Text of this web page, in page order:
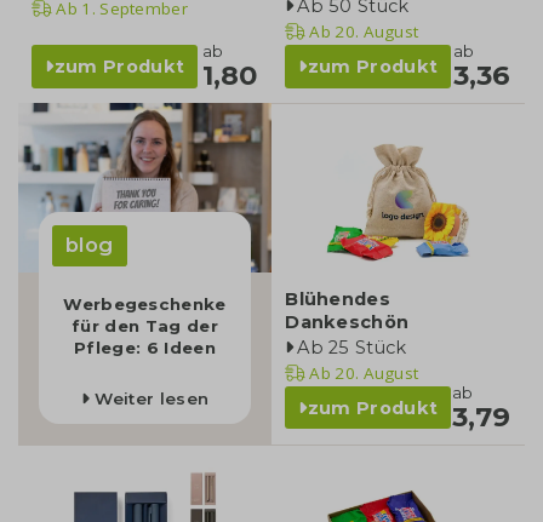
Ab 1. September
zum Produkt
ab
1,80
Ab 50 Stück
Ab 20. August
zum Produkt
ab
3,36
blog
Werbegeschenke
für den Tag der
Pflege: 6 Ideen
Weiter lesen
Blühendes
Dankeschön
Ab 25 Stück
Ab 20. August
zum Produkt
ab
3,79